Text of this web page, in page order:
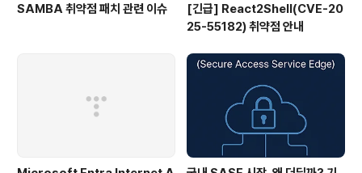
SAMBA 취약점 패치 관련 이슈
[긴급] React2Shell(CVE-20
25-55182) 취약점 안내